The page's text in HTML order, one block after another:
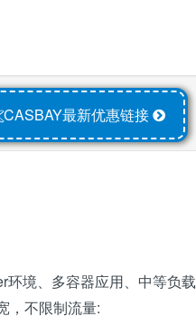
CASBAY最新优惠链接
境、多容器应用、中等负载
，不限制流量: